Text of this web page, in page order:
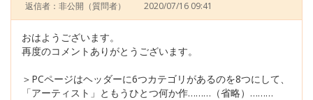
返信者：非公開 （質問者） 2020/07/16 09:41
おはようございます。
再度のコメントありがとうございます。
＞PCページはヘッダーに6つカテゴリがあるのを8つにして、
「アーティスト」ともうひとつ何か作………（省略）………